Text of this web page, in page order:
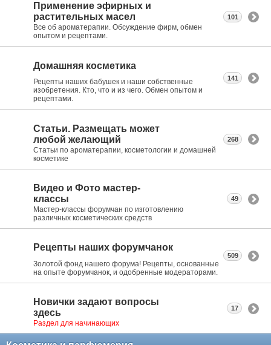
Применение эфирных и
растительных масел
Все об ароматерапии. Обсуждение фирм, обмен
опытом и рецептами.
101
Домашняя косметика
Рецепты наших бабушек и наши собственные
изобретения. Кто, что и из чего. Обмен опытом и
рецептами.
141
Статьи. Размещать может
любой желающий
Статьи по ароматерапии, косметологии и домашней
косметике
268
Видео и Фото мастер-
классы
Мастер-классы форумчан по изготовлению
различных косметических средств
49
Рецепты наших форумчанок
Золотой фонд нашего форума! Рецепты, основанные
на опыте форумчанок, и одобренные модераторами.
509
Новички задают вопросы
здесь
Раздел для начинающих
17